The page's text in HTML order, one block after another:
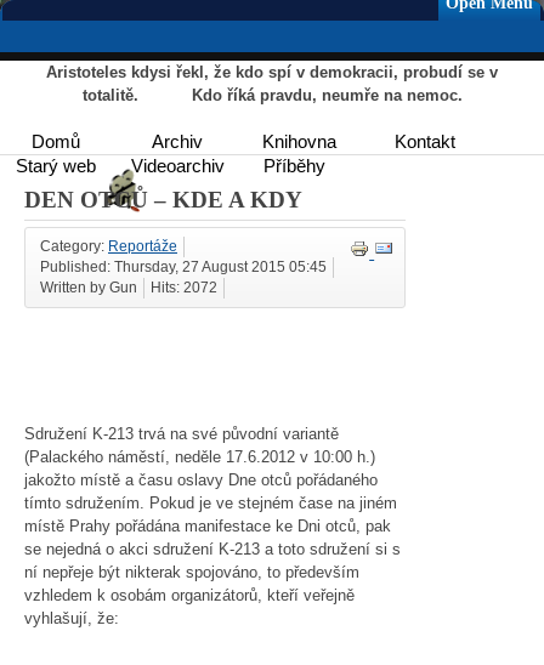
Aristoteles kdysi řekl, že kdo spí v demokracii, probudí se v
totalitě. Kdo říká pravdu, neumře na nemoc.
Domů Archiv Knihovna
Kontakt
Starý web
Videoarchiv Příběhy
DEN OTCŮ – KDE A KDY
Category: Reportáže
Published: Thursday, 27 August 2015 05:45
Written by Gun
Hits: 2072
Sdružení K-213 trvá na své původní variantě
(Palackého náměstí, neděle 17.6.2012 v 10:00 h.)
jakožto místě a času oslavy Dne otců pořádaného
tímto sdružením. Pokud je ve stejném čase na jiném
místě Prahy pořádána manifestace ke Dni otců, pak
se nejedná o akci sdružení K-213 a toto sdružení si s
ní nepřeje být nikterak spojováno, to především
vzhledem k osobám organizátorů, kteří veřejně
vyhlašují, že: